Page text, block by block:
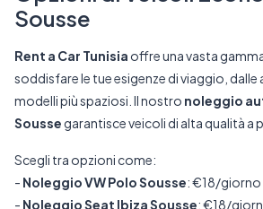
Sousse
Rent a Car Tunisia offre una vasta
soddisfare le tue esigenze di viaggio,
modelli più spaziosi. Il nostro noleggio
Sousse garantisce veicoli di alta qualità a
Scegli tra opzioni come:
- Noleggio VW Polo Sousse: €18/giorno
- Noleggio Seat Ibiza Sousse: €18/